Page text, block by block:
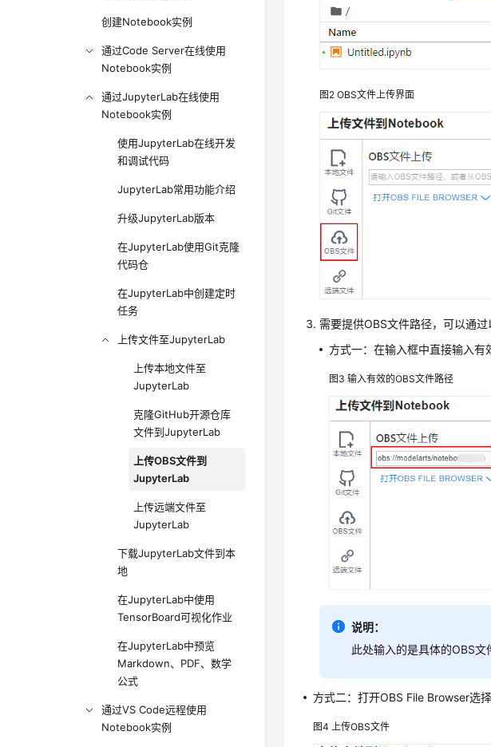
创建Notebook实例
通过Code Server在线使用
Notebook实例
通过JupyterLab在线使用
Notebook实例
使用JupyterLab在线开发
和调试代码
JupyterLab常用功能介绍
升级JupyterLab版本
在JupyterLab使用Git克隆
代码仓
在JupyterLab中创建定时
任务
上传文件至JupyterLab
上传本地文件至
JupyterLab
克隆GitHub开源仓库
文件到JupyterLab
上传OBS文件到
JupyterLab
上传远端文件至
JupyterLab
下载JupyterLab文件到本
地
在JupyterLab中使用
TensorBoard可视化作业
在JupyterLab中预览
Markdown、PDF、数学
公式
通过VS Code远程使用
Notebook实例
图2OBS文件上传界面
需要提供OBS文件路径，可以通过
方式一：在输入框中直接输入
图3输入有效的OBS文件路径
说明：
此处输入的是具体的OBS
方式二：打开OBS File Browser选
图4 上传OBS文件